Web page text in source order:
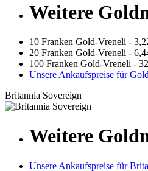
Weitere
10 Franken Gold-Vreneli -
20 Franken Gold-Vreneli -
100 Franken Gold-Vreneli -
Unsere Ankaufspreise für
Britannia Sovereign
Weitere
Unsere Ankaufspreise für